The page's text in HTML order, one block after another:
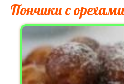
Пончики с